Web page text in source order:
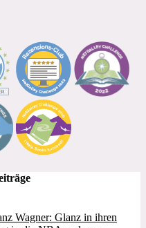
Wagner: Glanz in ihren